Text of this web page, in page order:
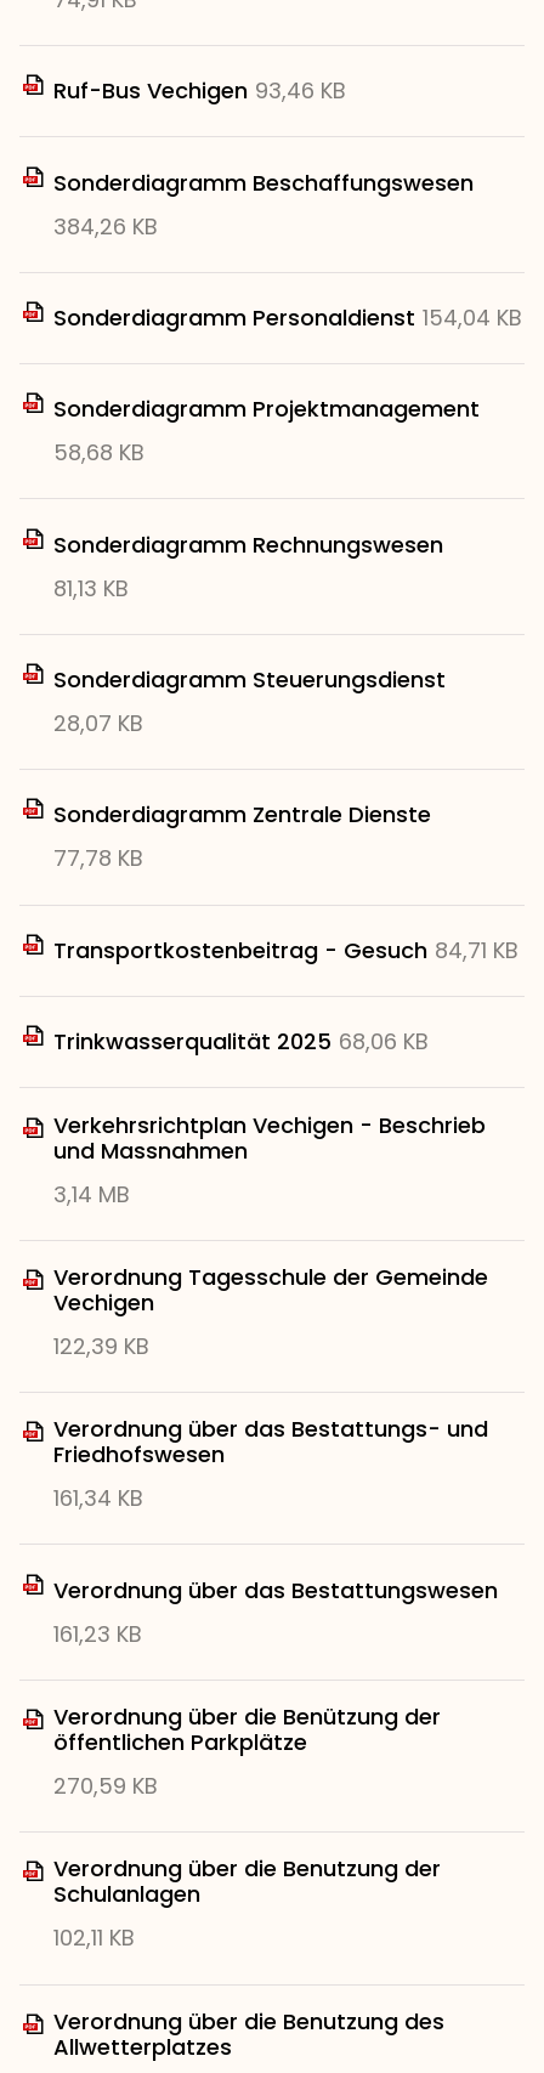
Ruf-Bus Vechigen 93,46 KB
Sonderdiagramm Beschaffungswesen
384,26 KB
Sonderdiagramm Personaldienst 154,04 KB
Sonderdiagramm Projektmanagement
58,68 KB
Sonderdiagramm Rechnungswesen
81,13 KB
Sonderdiagramm Steuerungsdienst
28,07 KB
Sonderdiagramm Zentrale Dienste
77,78 KB
Transportkostenbeitrag - Gesuch 84,71 KB
Trinkwasserqualität 2025 68,06 KB
Verkehrsrichtplan Vechigen - Beschrieb
und Massnahmen
3,14 MB
Verordnung Tagesschule der Gemeinde
Vechigen
122,39 KB
Verordnung über das Bestattungs- und
Friedhofswesen
161,34 KB
Verordnung über das Bestattungswesen
161,23 KB
Verordnung über die Benützung der
öffentlichen Parkplätze
270,59 KB
Verordnung über die Benutzung der
Schulanlagen
102,11 KB
Verordnung über die Benutzung des
Allwetterplatzes